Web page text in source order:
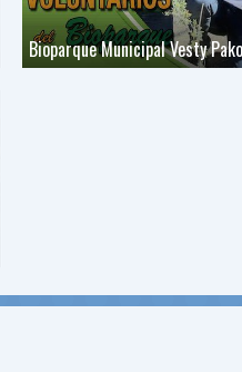
Bioparque Municipal Vesty